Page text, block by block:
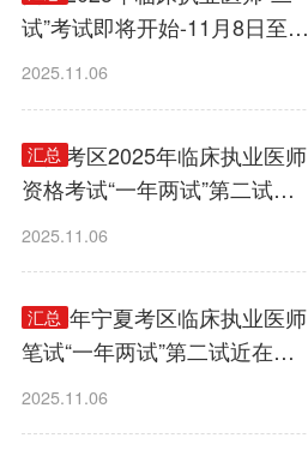
试”考试即将开始-11月8日至9
日举行！
2025.11.06
汇总
广西考区2025年临床执业医师
资格考试“一年两试”第二试即
2025.11.06
汇总
2025年宁夏考区临床执业医师
笔试“一年两试”第二试近在眼
前-11月8日至9日举行！
2025.11.06